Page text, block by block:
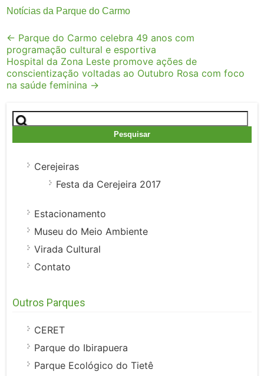
Notícias da Parque do Carmo
Post
navigation
← Parque do Carmo celebra 49 anos com
programação cultural e esportiva
Hospital da Zona Leste promove ações de
conscientização voltadas ao Outubro Rosa com foco
na saúde feminina →
Pesquisar
por:
Cerejeiras
Festa da Cerejeira 2017
Estacionamento
Museu do Meio Ambiente
Virada Cultural
Contato
Outros Parques
CERET
Parque do Ibirapuera
Parque Ecológico do Tietê